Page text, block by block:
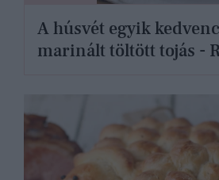
A húsvét egyik
marinált töltött tojás -